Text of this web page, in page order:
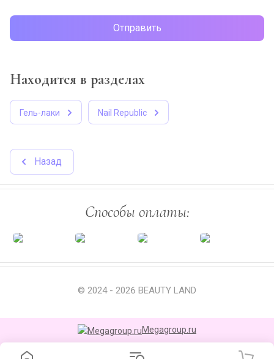
Отправить
Находится в разделах
Гель-лаки Nail Republic
Назад
Способы оплаты:
© 2024 - 2026 BEAUTY LAND
Megagroup.ru